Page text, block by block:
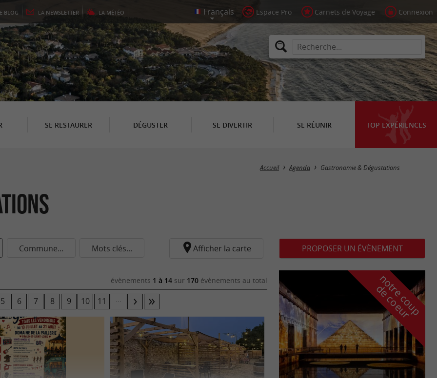
BLOG LA NEWSLETTER LA MÉTÉO Espace Pro Carnets de Voyage Connexion
SE RESTAURER DÉGUSTER SE DIVERTIR SE RÉUNIR TOP EXPÉRIENCES
Masquer la carte
Accueil Agenda Gastronomie & Dégustations
Commune... Mots clés... Afficher la carte
évènements 1 à 14 sur 170 évènements au total
5 6 7 8 9 10 11
PROPOSER UN ÉVÈNEMENT
n
o
t
r
e
c
o
u
p
d
e
c
o
e
u
r